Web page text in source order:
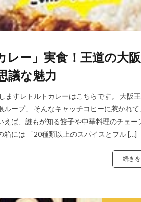
レー」実食！王道の大
議な魅力
ますレトルトカレーはこちらです。 大阪
ープ」 そんなキャッチコピーに惹かれ
ば、誰もが知る餃子や中華料理のチェー
には 「20種類以上のスパイスとフル […]
続き